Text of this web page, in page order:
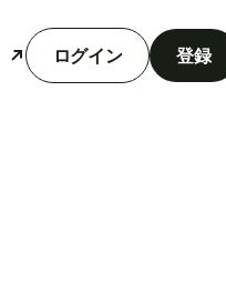
ログイン 登録